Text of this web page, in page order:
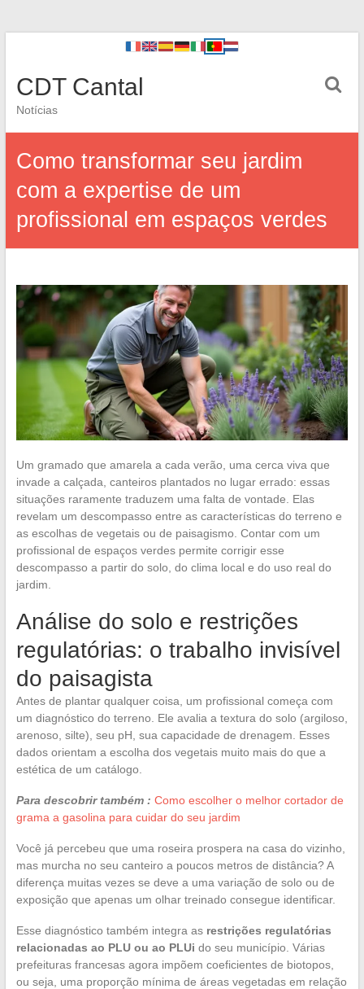
CDT Cantal
Notícias
Como transformar seu jardim
com a expertise de um
profissional em espaços verdes
Um gramado que amarela a cada verão, uma cerca viva que
invade a calçada, canteiros plantados no lugar errado: essas
situações raramente traduzem uma falta de vontade. Elas
revelam um descompasso entre as características do terreno e
as escolhas de vegetais ou de paisagismo. Contar com um
profissional de espaços verdes permite corrigir esse
descompasso a partir do solo, do clima local e do uso real do
jardim.
Análise do solo e restrições
regulatórias: o trabalho invisível
do paisagista
Antes de plantar qualquer coisa, um profissional começa com
um diagnóstico do terreno. Ele avalia a textura do solo (argiloso,
arenoso, silte), seu pH, sua capacidade de drenagem. Esses
dados orientam a escolha dos vegetais muito mais do que a
estética de um catálogo.
Para descobrir também : Como escolher o melhor cortador de
grama a gasolina para cuidar do seu jardim
Você já percebeu que uma roseira prospera na casa do vizinho,
mas murcha no seu canteiro a poucos metros de distância? A
diferença muitas vezes se deve a uma variação de solo ou de
exposição que apenas um olhar treinado consegue identificar.
Esse diagnóstico também integra as restrições regulatórias
relacionadas ao PLU ou ao PLUi do seu município. Várias
prefeituras francesas agora impõem coeficientes de biotopos,
ou seja, uma proporção mínima de áreas vegetadas em relação